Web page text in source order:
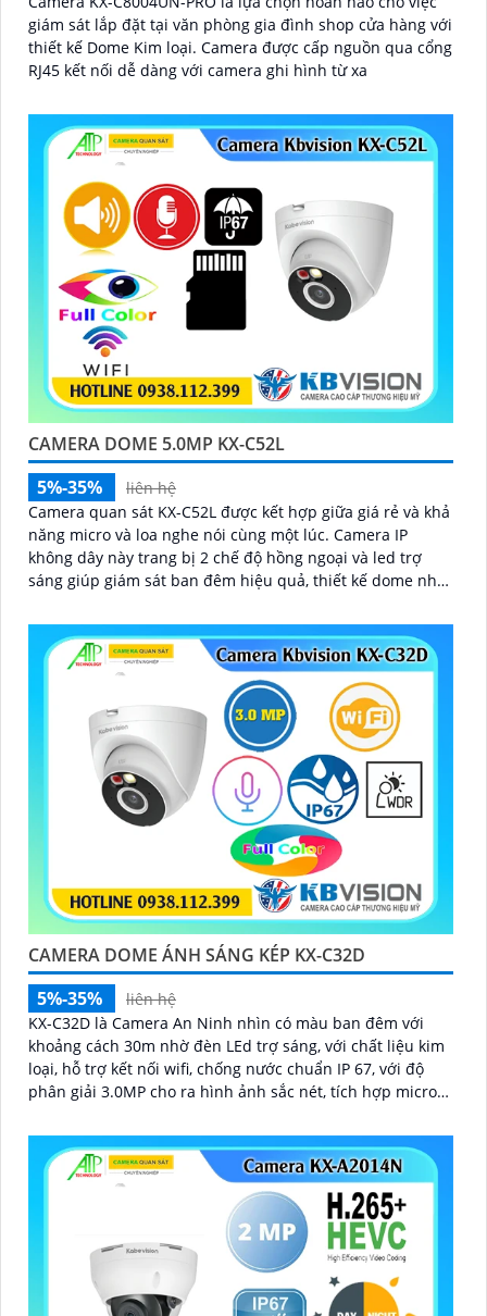
giám sát lắp đặt tại văn phòng gia đình shop cửa hàng với
thiết kế Dome Kim loại. Camera được cấp nguồn qua cổng
RJ45 kết nối dễ dàng với camera ghi hình từ xa
CAMERA DOME 5.0MP KX-C52L
5%-35%
liên hệ
Camera quan sát KX-C52L được kết hợp giữa giá rẻ và khả
năng micro và loa nghe nói cùng một lúc. Camera IP
không dây này trang bị 2 chế độ hồng ngoại và led trợ
sáng giúp giám sát ban đêm hiệu quả, thiết kế dome nhỏ
CAMERA DOME ÁNH SÁNG KÉP KX-C32D
5%-35%
liên hệ
KX-C32D là Camera An Ninh nhìn có màu ban đêm với
khoảng cách 30m nhờ đèn LEd trợ sáng, với chất liệu kim
loại, hỗ trợ kết nối wifi, chống nước chuẩn IP 67, với độ
phân giải 3.0MP cho ra hình ảnh sắc nét, tích hợp micro